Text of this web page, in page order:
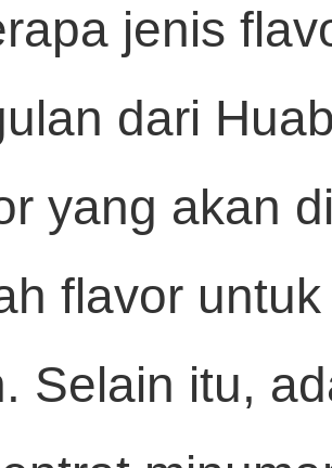
jenis
dari
yang akan
flavor
Selain itu,